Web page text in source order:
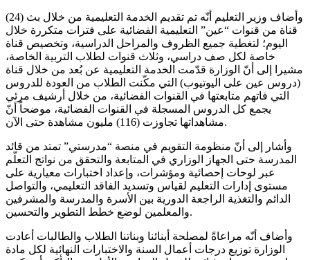
وأضاف وزير التعليم أنّه تم تقديم الخدمة التعليمية من خلال بث (24)
قناة من قنوات “عين” التعليمية الفضائية على فترات متكررة خلال
اليوم؛ لتغطية جميع الظروف والمراحل الدراسية، وتخصيص قناة
خاصة لكل صف دراسي، وثلاث قنوات لطلاب التربية الخاصة،
مشيرا إلى أنّ الوزارة قدّمت الخدمة التعليمية عن بُعد من خلال قناة
(دروس عين على اليوتيوب) التي مكّنت الطلاب من العودة للدروس
التي فاتهم متابعتها في القنوات الفضائية، من خلال أرشيف مرئي
يجمع كل الدروس المسجلة في القنوات الفضائية، موضحاً أنّ
مشاهداتها تجاوزت (116) مليون مشاهدة حتى الآن.
وأشار إلى أنّ منظومة التقويم في منصة “مدرستي” تمتد من قائد
المدرسة حتى الجهاز الوزاري في المتابعة والتحقق من نواتج التعلّم
عبر لوحات إحصائية ومؤشرات، وإعداد اختبارات معيارية على
مستوى إدارات التعليم لقياس وتسديد الفاقد التعليمي، والتواصل
الدائم والتغذية الراجعة الدورية بين الأسرة والمدرسة والمشرفين
والمعلمين لوضع خطط التطوير والتحسين.
وأضاف أنّه مراعاةً لمصلحة أبنائنا وبناتنا الطلاب والطالبات أعادت
الوزارة توزيع درجات أعمال السنة والاختبارات النهائية لكل مادة